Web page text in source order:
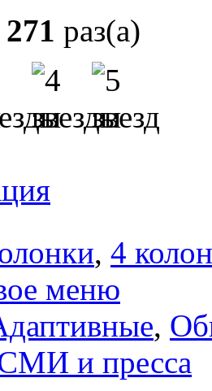
раз(а)
, 4
меню
,
и пресса